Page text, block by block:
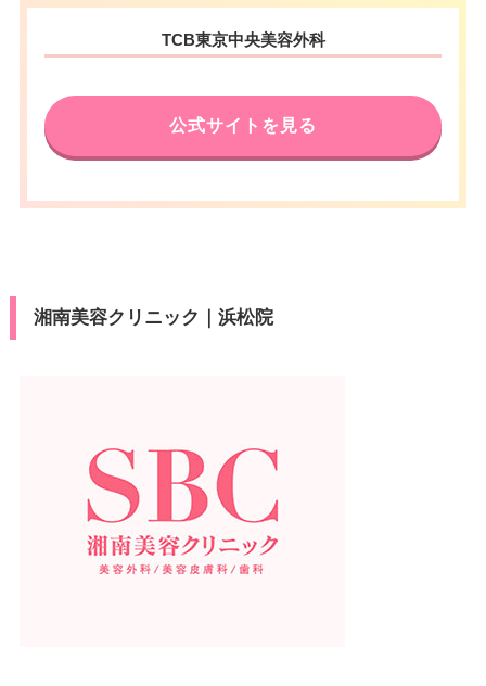
TCB東京中央美容外科
公式サイトを見る
湘南美容クリニック｜浜松院